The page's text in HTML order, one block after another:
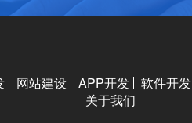
网站建设 APP开发 软件开发
关于我们